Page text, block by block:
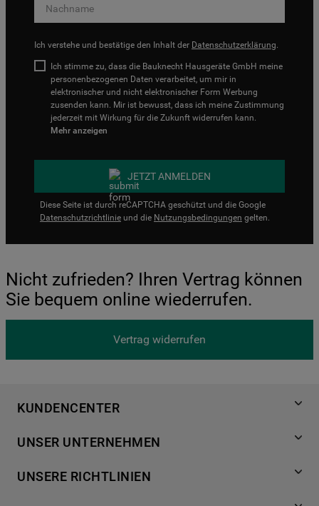
Ich verstehe und bestätige den Inhalt der Datenschutzerklärung.
Ich stimme zu, dass die Bauknecht Hausgeräte GmbH meine
personenbezogenen Daten verarbeitet, um mir in
elektronischer und nicht elektronischer Form Werbung
zusenden kann. Mir ist bewusst, dass ich meine Zustimmung
jederzeit mit Wirkung für die Zukunft widerrufen kann.
Mehr anzeigen
JETZT ANMELDEN
Diese Seite ist durch reCAPTCHA geschützt und die Google
Datenschutzrichtlinie und die Nutzungsbedingungen gelten.
Nicht zufrieden? Ihren Vertrag können
Sie bequem online wiederrufen.
Vertrag widerrufen
KUNDENCENTER
Händlersuche
Häufige Fragen
UNSER UNTERNEHMEN
Für Händler
UNSERE RICHTLINIEN